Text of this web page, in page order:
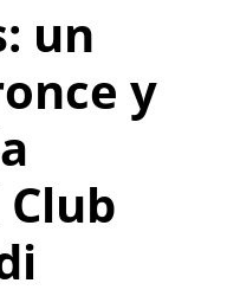
un
y